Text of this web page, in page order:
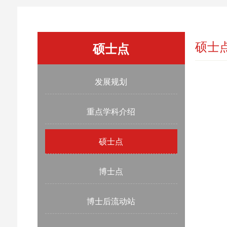
硕士点
发展规划
重点学科介绍
硕士点
博士点
博士后流动站
硕士